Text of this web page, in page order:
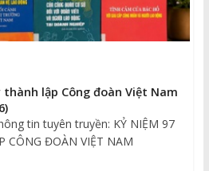
thành lập Công đoàn Việt Nam
tin tuyên truyền: KỶ NIỆM 97
CÔNG ĐOÀN VIỆT NAM